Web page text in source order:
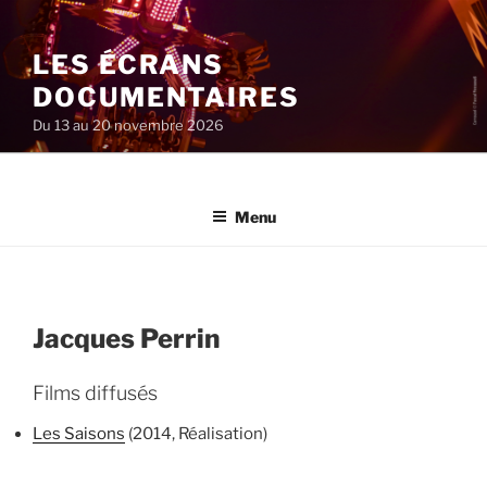
au
contenu
principal
LES ÉCRANS
DOCUMENTAIRES
Du 13 au 20 novembre 2026
Menu
Jacques Perrin
Films diffusés
Les Saisons (2014, Réalisation)